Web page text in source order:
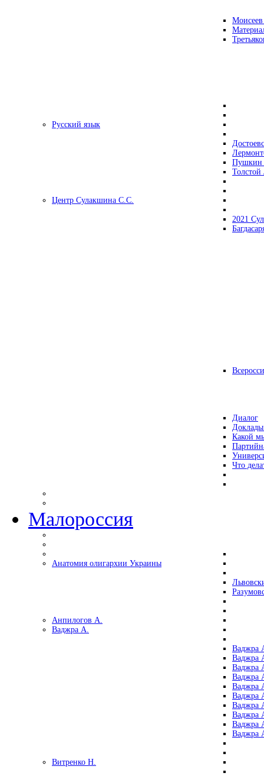
Русский язык
Центр Сулакшина С.С.
2021
Диалог
Какой
Что
Малороссия
Анатомия олигархии Украины
Анпилогов А.
Ваджра А.
Ваджра
Ваджра
Ваджра
Ваджра
Ваджра
Ваджра
Ваджра
Ваджра
Ваджра
Ваджра
Витренко Н.